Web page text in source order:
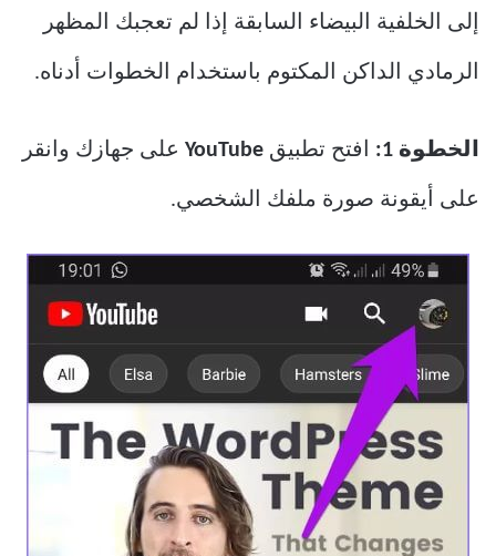
إلى الخلفية البيضاء السابقة إذا لم تعجبك المظهر
الرمادي الداكن المكتوم باستخدام الخطوات أدناه.
الخطوة 1: افتح تطبيق YouTube على جهازك وانقر
على أيقونة صورة ملفك الشخصي.